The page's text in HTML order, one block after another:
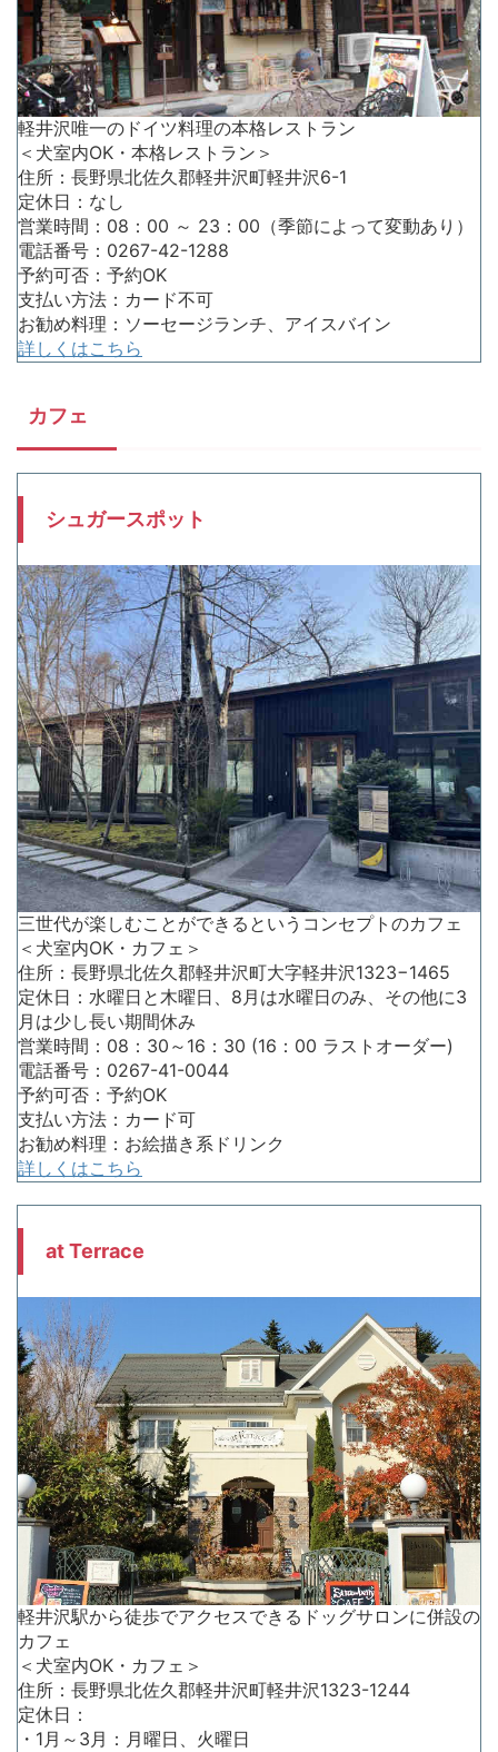
軽井沢唯一のドイツ料理の本格レストラン
＜犬室内OK・本格レストラン＞
住所：長野県北佐久郡軽井沢町軽井沢6-1
定休日：なし
営業時間：08：00 ～ 23：00（季節によって変動あり）
電話番号：0267-42-1288
予約可否：予約OK
支払い方法：カード不可
お勧め料理：ソーセージランチ、アイスバイン
詳しくはこちら
カフェ
シュガースポット
三世代が楽しむことができるというコンセプトのカフェ
＜犬室内OK・カフェ＞
住所：長野県北佐久郡軽井沢町大字軽井沢1323−1465
定休日：水曜日と木曜日、8月は水曜日のみ、その他に3
月は少し長い期間休み
営業時間：08：30～16：30 (16：00 ラストオーダー)
電話番号：0267-41-0044
予約可否：予約OK
支払い方法：カード可
お勧め料理：お絵描き系ドリンク
詳しくはこちら
at Terrace
軽井沢駅から徒歩でアクセスできるドッグサロンに併設の
カフェ
＜犬室内OK・カフェ＞
住所：長野県北佐久郡軽井沢町軽井沢1323-1244
定休日：
・1月～3月：月曜日、火曜日